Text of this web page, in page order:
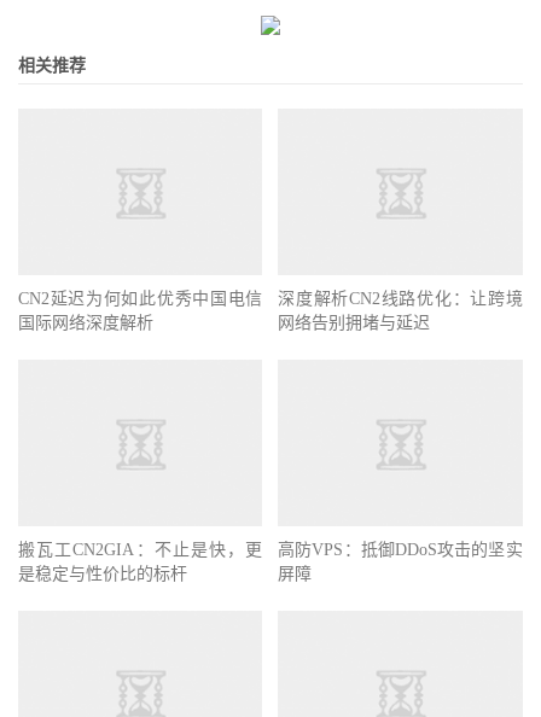
相关推荐
CN2延迟为何如此优秀中国电信
国际网络深度解析
深度解析CN2线路优化：让跨境
网络告别拥堵与延迟
搬瓦工CN2GIA：不止是快，更
是稳定与性价比的标杆
高防VPS：抵御DDoS攻击的坚实
屏障